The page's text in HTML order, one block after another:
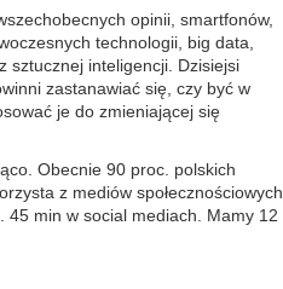
opinii, smartfonów,
technologii, big data,
sztucznej inteligencji. Dzisiejsi
zastanawiać się, czy być w
je do zmieniającej się
Obecnie 90 proc. polskich
z mediów społecznościowych,
45 min w social mediach. Mamy 12